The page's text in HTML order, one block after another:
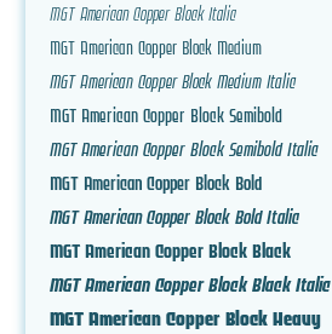
MGT American Copper Block Italic
MGT American Copper Block Medium
MGT American Copper Block Medium Italic
MGT American Copper Block Semibold
MGT American Copper Block Semibold Italic
MGT American Copper Block Bold
MGT American Copper Block Bold Italic
MGT American Copper Block Black
MGT American Copper Block Black Italic
MGT American Copper Block Heavy